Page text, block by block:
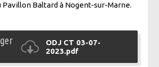
Pavillon Baltard à Nogent-sur-Marne.
ODJ CT 03-07-
2023.pdf